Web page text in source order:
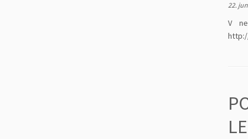
22.
V